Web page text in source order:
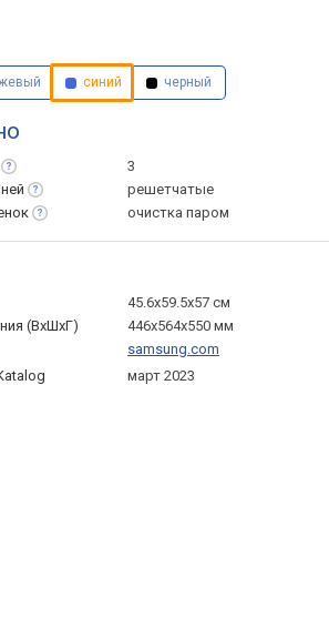
синий черный
3
решетчатые
очистка паром
45.6x59.5x57 см
(ВхШхГ)
446х564х550 мм
samsung.com
март 2023